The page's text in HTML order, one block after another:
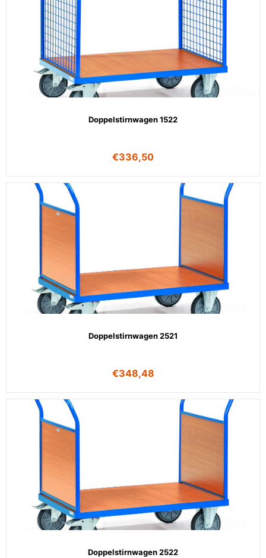
Doppelstirnwagen 1522
€336,50
Doppelstirnwagen 2521
€348,48
Doppelstirnwagen 2522